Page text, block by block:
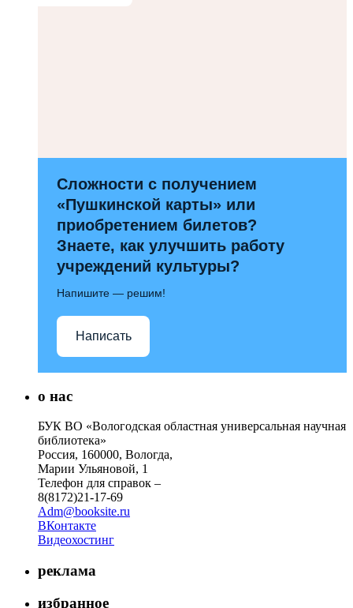
Сложности с получением
«Пушкинской карты» или
приобретением билетов?
Знаете, как улучшить работу
учреждений культуры?
Напишите — решим!
Написать
о нас
БУК ВО «Вологодская областная универсальная научная
библиотека»
Россия, 160000, Вологда,
Марии Ульяновой, 1
Телефон для справок –
8(8172)21-17-69
Adm@booksite.ru
ВКонтакте
Видеохостинг
реклама
избранное